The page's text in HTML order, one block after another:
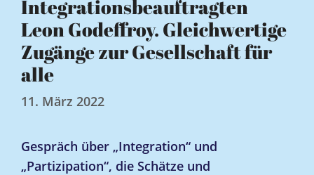
Integrationsbeauftragten
Leon Godeffroy. Gleichwertige
Zugänge zur Gesellschaft für
alle
11. März 2022
Gespräch über „Integration“ und
„Partizipation“, die Schätze und